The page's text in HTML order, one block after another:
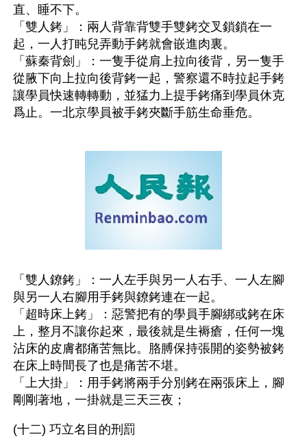
直、睡不下。
「雙人銬」：兩人背靠背雙手雙銬交叉鎖鎖在一
起，一人打盹兒弄動手銬就會嵌進肉裏。
「蘇秦背劍」：一隻手從肩上拉向後背，另一隻手
從腋下向上拉向後背銬一起，警察還不時拉起手銬
讓學員快速轉轉動，並猛力上提手銬痛到學員休克
爲止。一北京學員被手銬夾斷手筋生命垂危。
「雙人鐐銬」：一人左手與另一人右手、一人左腳
與另一人右腳用手銬與鐐銬連在一起。
「超時床上銬」：惡警把有的學員手腳綁或銬在床
上，整月不讓你起來，最後就是生褥瘡，任何一塊
沾床的皮膚都痛苦無比。胳膊保持張開的姿勢被銬
在床上時間長了也是痛苦不堪。
「上大掛」：用手銬將兩手分別銬在兩張床上，腳
剛剛著地，一掛就是三天三夜；
(十二) 巧立名目的刑罰